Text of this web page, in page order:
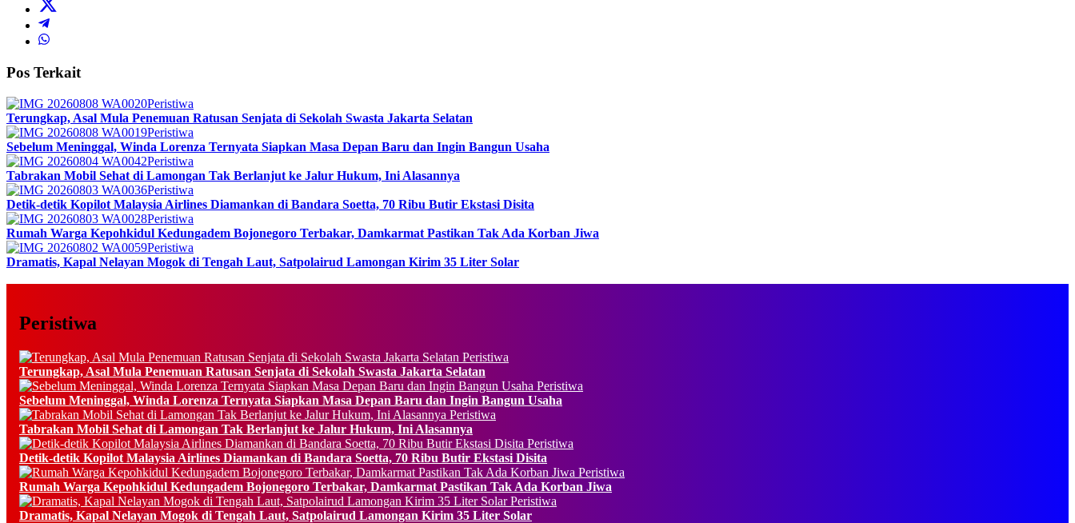
Pos Terkait
Peristiwa
Terungkap, Asal Mula Penemuan Ratusan Senjata di Sekolah Swasta Jakarta Selatan
Peristiwa
Sebelum Meninggal, Winda Lorenza Ternyata Siapkan Masa Depan Baru dan Ingin Bangun Usaha
Peristiwa
Tabrakan Mobil Sehat di Lamongan Tak Berlanjut ke Jalur Hukum, Ini Alasannya
Peristiwa
Detik-detik Kopilot Malaysia Airlines Diamankan di Bandara Soetta, 70 Ribu Butir Ekstasi Disita
Peristiwa
Rumah Warga Kepohkidul Kedungadem Bojonegoro Terbakar, Damkarmat Pastikan Tak Ada Korban Jiwa
Peristiwa
Dramatis, Kapal Nelayan Mogok di Tengah Laut, Satpolairud Lamongan Kirim 35 Liter Solar
Peristiwa
Peristiwa
Terungkap, Asal Mula Penemuan Ratusan Senjata di Sekolah Swasta Jakarta Selatan
Peristiwa
Sebelum Meninggal, Winda Lorenza Ternyata Siapkan Masa Depan Baru dan Ingin Bangun Usaha
Peristiwa
Tabrakan Mobil Sehat di Lamongan Tak Berlanjut ke Jalur Hukum, Ini Alasannya
Peristiwa
Detik-detik Kopilot Malaysia Airlines Diamankan di Bandara Soetta, 70 Ribu Butir Ekstasi Disita
Peristiwa
Rumah Warga Kepohkidul Kedungadem Bojonegoro Terbakar, Damkarmat Pastikan Tak Ada Korban Jiwa
Peristiwa
Dramatis, Kapal Nelayan Mogok di Tengah Laut, Satpolairud Lamongan Kirim 35 Liter Solar